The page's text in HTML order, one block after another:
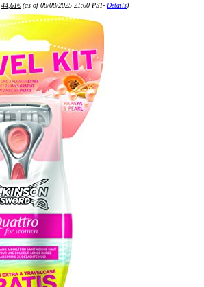
precio
original
era:
65,19€.
44,61€precio
actual
es:
44,61€.
(as of 08/08/2025 21:00 PST- Details)